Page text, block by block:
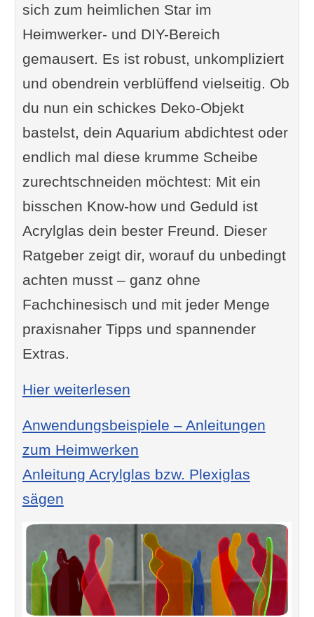
sich zum heimlichen Star im
Heimwerker- und DIY-Bereich
gemausert. Es ist robust, unkompliziert
und obendrein verblüffend vielseitig. Ob
du nun ein schickes Deko-Objekt
bastelst, dein Aquarium abdichtest oder
endlich mal diese krumme Scheibe
zurechtschneiden möchtest: Mit ein
bisschen Know-how und Geduld ist
Acrylglas dein bester Freund. Dieser
Ratgeber zeigt dir, worauf du unbedingt
achten musst – ganz ohne
Fachchinesisch und mit jeder Menge
praxisnaher Tipps und spannender
Extras.
Hier weiterlesen: Acrylglas bearbeiten –
Anwendungsbeispiele – Anleitungen
zum Heimwerken
Anleitung Acrylglas bzw. Plexiglas
sägen